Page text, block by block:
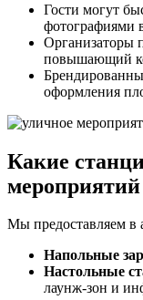
Гости могут
фотографиями
Организаторы
повышающий
оформления
Какие
Мы предоставляем в
Напольные
Настольные
лаунж-зон и